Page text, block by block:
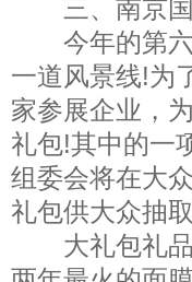
三、南京国
今年的第六
一道风景线!为
家参展企业，
礼包!其中的一
组委会将在大
礼包供大众抽
大礼包礼品